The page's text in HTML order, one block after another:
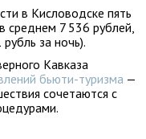
в Кисловодске пять
среднем 7 536 рублей,
за ночь).
Кавказа
бьюти-туризма —
сочетаются с